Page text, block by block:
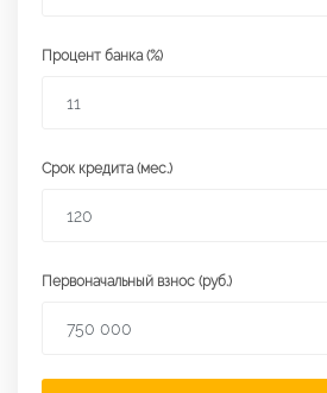
Процент банка (%)
Срок кредита (мес.)
Первоначальный взнос (руб.)